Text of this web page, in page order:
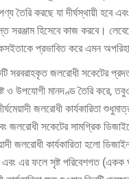
তৈরি করছে যা দীর্ঘস্থায়ী হবে
সরঞ্জাম হিসেবে কাজ করবে।
প্রভাবিত করে এমন
সরবরাহকৃত জলরোধী সকেটের
ও উপযোগী মানদণ্ড তৈরি করে,
জলরোধী কার্যকারিতা
সকেটের সামগ্রিক
জলরোধী কার্যকারিতা হলো
এর ফলে সৃষ্ট পরিবেশগত (একক